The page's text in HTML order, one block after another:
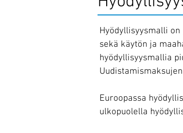
Hyödyllisyysmalli
sekä käytön ja
hyödyllisyysmallia
Euroopassa
ulkopuolella